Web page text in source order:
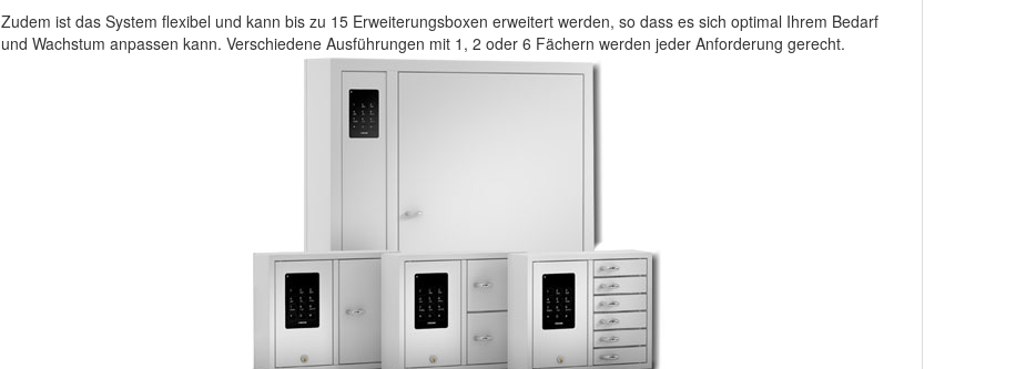
Zudem ist das System flexibel und kann bis zu 15 Erweiterungsboxen erweitert werden, so dass es sich optimal Ihrem Bedarf
und Wachstum anpassen kann. Verschiedene Ausführungen mit 1, 2 oder 6 Fächern werden jeder Anforderung gerecht.